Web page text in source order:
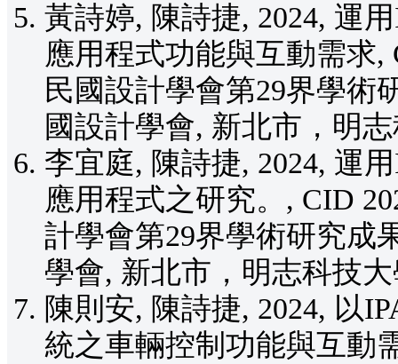
黃詩婷, 陳詩捷, 2024, 運
應用程式功能與互動需求
民國設計學會第29界學術
國設計學會, 新北市，明
李宜庭, 陳詩捷, 2024, 運
應用程式之研究。, CID
計學會第29界學術研究成
學會, 新北市，明志科技大
陳則安, 陳詩捷, 2024, 以
統之車輛控制功能與互動